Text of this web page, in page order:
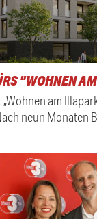
"WOHNEN
am
neun Monaten